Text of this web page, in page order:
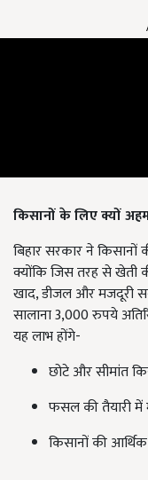
किसानों के लिए क्यों
बिहार सरकार ने
क्योंकि जिस तरह से खेती
खाद, डीजल और मजदूरी
सालाना 3,000 रुपये
यह लाभ होंगे-
छोटे और सीमांत
फसल की तैयारी
किसानों की